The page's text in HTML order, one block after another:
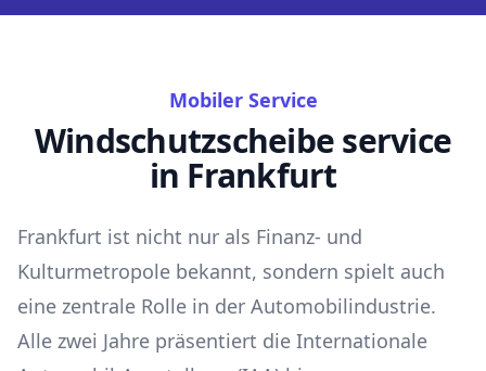
Mobiler Service
Windschutzscheibe service
in Frankfurt
Frankfurt ist nicht nur als Finanz- und
Kulturmetropole bekannt, sondern spielt auch
eine zentrale Rolle in der Automobilindustrie.
Alle zwei Jahre präsentiert die Internationale